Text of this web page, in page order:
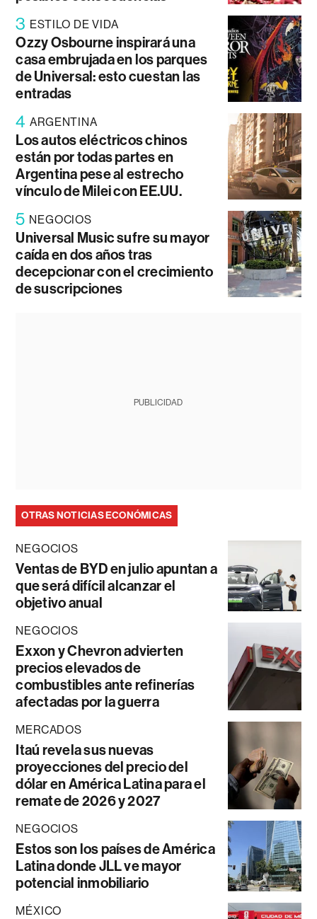
3 ESTILO DE VIDA
Ozzy Osbourne inspirará una
casa embrujada en los parques
de Universal: esto cuestan las
entradas
4 ARGENTINA
Los autos eléctricos chinos
están por todas partes en
Argentina pese al estrecho
vínculo de Milei con EE.UU.
5 NEGOCIOS
Universal Music sufre su mayor
caída en dos años tras
decepcionar con el crecimiento
de suscripciones
PUBLICIDAD
OTRAS NOTICIAS ECONÓMICAS
NEGOCIOS
Ventas de BYD en julio apuntan a
que será difícil alcanzar el
objetivo anual
NEGOCIOS
Exxon y Chevron advierten
precios elevados de
combustibles ante refinerías
afectadas por la guerra
MERCADOS
Itaú revela sus nuevas
proyecciones del precio del
dólar en América Latina para el
remate de 2026 y 2027
NEGOCIOS
Estos son los países de América
Latina donde JLL ve mayor
potencial inmobiliario
MÉXICO